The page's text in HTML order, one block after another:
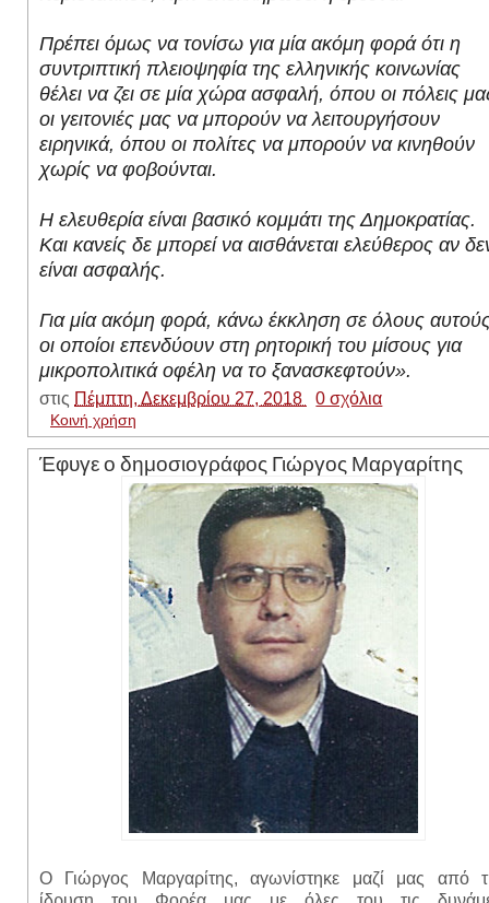
Πρέπει όμως να τονίσω για μία ακόμη φορά ότι η
συντριπτική πλειοψηφία της ελληνικής κοινωνίας
θέλει να ζει σε μία χώρα ασφαλή, όπου οι πόλεις
οι γειτονιές μας να μπορούν να λειτουργήσουν
ειρηνικά, όπου οι πολίτες να μπορούν να κινηθούν
χωρίς να φοβούνται.
Η ελευθερία είναι βασικό κομμάτι της Δημοκρατίας.
Και κανείς δε μπορεί να αισθάνεται ελεύθερος αν
είναι ασφαλής.
Για μία ακόμη φορά, κάνω έκκληση σε όλους
οι οποίοι επενδύουν στη ρητορική του μίσους για
μικροπολιτικά οφέλη να το ξανασκεφτούν».
στις Πέμπτη, Δεκεμβρίου 27, 2018 0 σχόλια
Κοινή χρήση
Έφυγε ο δημοσιογράφος Γιώργος Μαργαρίτης
Ο Γιώργος Μαργαρίτης, αγωνίστηκε μαζί μας από